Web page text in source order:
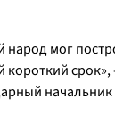
народ мог
короткий